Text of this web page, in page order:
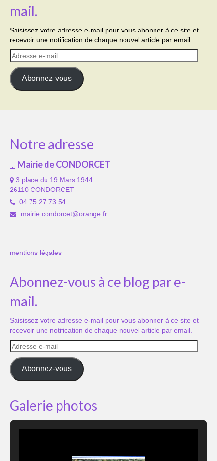
mail.
Saisissez votre adresse e-mail pour vous abonner à ce site et
recevoir une notification de chaque nouvel article par email.
Adresse
e-
mail
Abonnez-vous
Notre adresse
Mairie de CONDORCET
3 place du 19 Mars 1944
26110 CONDORCET
04 75 27 73 54
mairie.condorcet@orange.fr
mentions légales
Abonnez-vous à ce blog par e-
mail.
Saisissez votre adresse e-mail pour vous abonner à ce site et
recevoir une notification de chaque nouvel article par email.
Adresse
e-
mail
Abonnez-vous
Galerie photos